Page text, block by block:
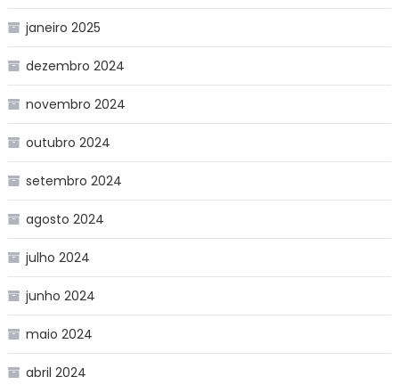
janeiro 2025
dezembro 2024
novembro 2024
outubro 2024
setembro 2024
agosto 2024
julho 2024
junho 2024
maio 2024
abril 2024